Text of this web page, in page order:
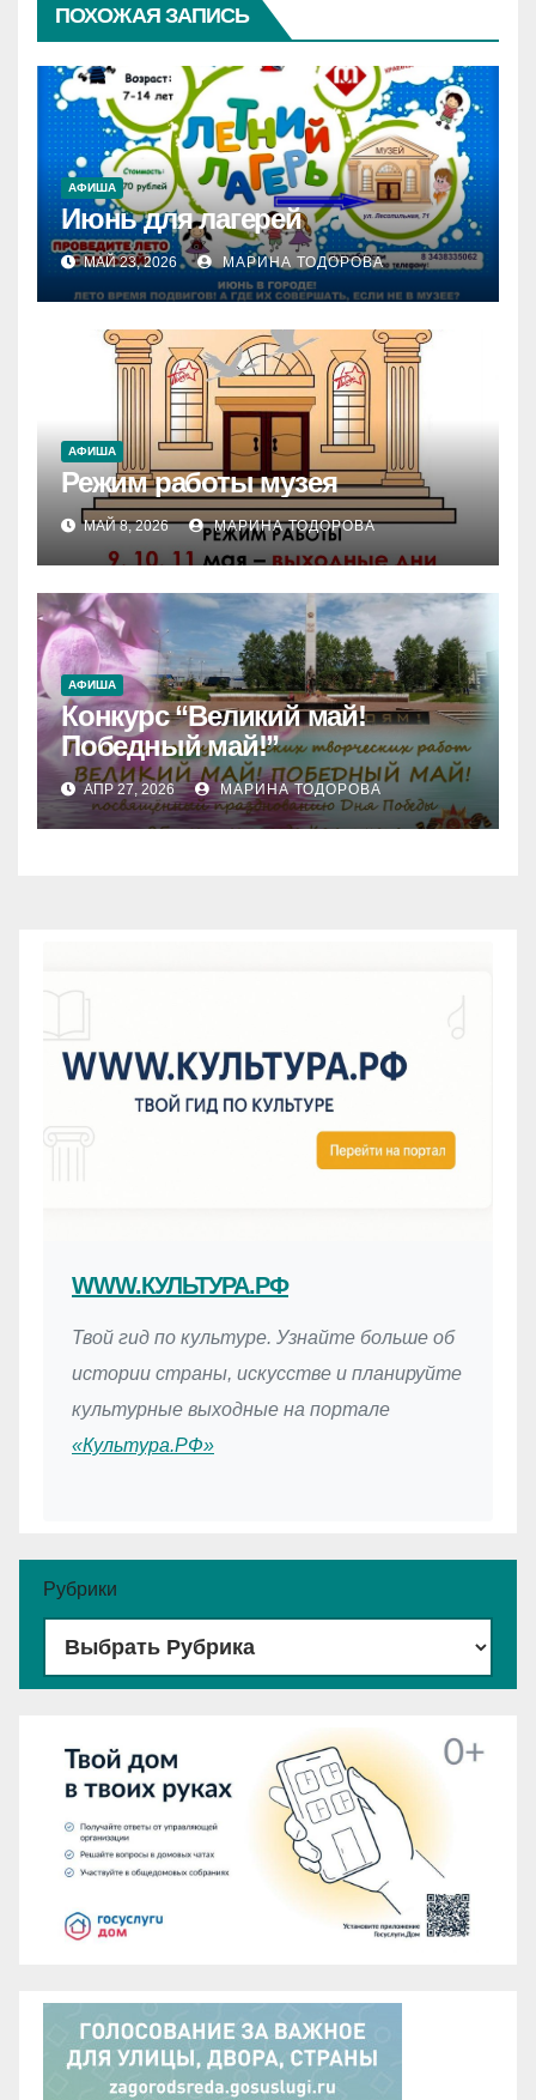
WWW.КУЛЬТУРА.РФ
Твой гид по культуре. Узнайте больше об
истории страны, искусстве и планируйте
культурные выходные на портале
«Культура.РФ»
Рубрики
ПОХОЖАЯ ЗАПИСЬ
АФИША
Июнь для лагерей
МАЙ 23, 2026 МАРИНА ТОДОРОВА
АФИША
Режим работы музея
МАЙ 8, 2026 МАРИНА ТОДОРОВА
АФИША
Конкурс “Великий май!
Победный май!”
АПР 27, 2026 МАРИНА ТОДОРОВА